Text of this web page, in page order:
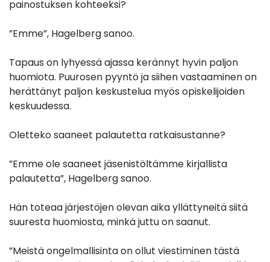
painostuksen kohteeksi?
”Emme”, Hagelberg sanoo.
Tapaus on lyhyessä ajassa kerännyt hyvin paljon
huomiota. Puurosen pyyntö ja siihen vastaaminen on
herättänyt paljon keskustelua myös opiskelijoiden
keskuudessa.
Oletteko saaneet palautetta ratkaisustanne?
”Emme ole saaneet jäsenistöltämme kirjallista
palautetta”, Hagelberg sanoo.
Hän toteaa järjestöjen olevan aika yllättyneitä siitä
suuresta huomiosta, minkä juttu on saanut.
”Meistä ongelmallisinta on ollut viestiminen tästä